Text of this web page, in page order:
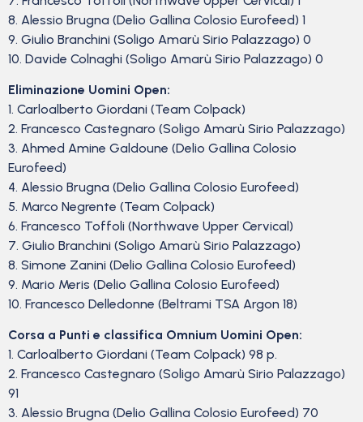
8. Alessio Brugna (Delio Gallina Colosio Eurofeed) 1
9. Giulio Branchini (Soligo Amarù Sirio Palazzago) 0
10. Davide Colnaghi (Soligo Amarù Sirio Palazzago) 0
Eliminazione Uomini Open:
1. Carloalberto Giordani (Team Colpack)
2. Francesco Castegnaro (Soligo Amarù Sirio Palazzago)
3. Ahmed Amine Galdoune (Delio Gallina Colosio
Eurofeed)
4. Alessio Brugna (Delio Gallina Colosio Eurofeed)
5. Marco Negrente (Team Colpack)
6. Francesco Toffoli (Northwave Upper Cervical)
7. Giulio Branchini (Soligo Amarù Sirio Palazzago)
8. Simone Zanini (Delio Gallina Colosio Eurofeed)
9. Mario Meris (Delio Gallina Colosio Eurofeed)
10. Francesco Delledonne (Beltrami TSA Argon 18)
Corsa a Punti e classifica Omnium Uomini Open:
1. Carloalberto Giordani (Team Colpack) 98 p.
2. Francesco Castegnaro (Soligo Amarù Sirio Palazzago)
91
3. Alessio Brugna (Delio Gallina Colosio Eurofeed) 70